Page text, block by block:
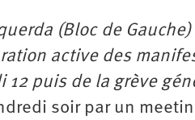
(Bloc de
active des
puis de la grève
soir par un